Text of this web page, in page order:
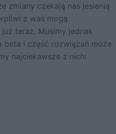
zmiany czekają nas jesienią
z was mogą
teraz. Musimy jednak
beta i część rozwiązań może
najciekawsze z nich: